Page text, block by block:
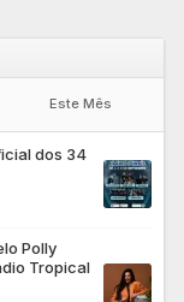
Este Mês
dos 34
Polly
Tropical